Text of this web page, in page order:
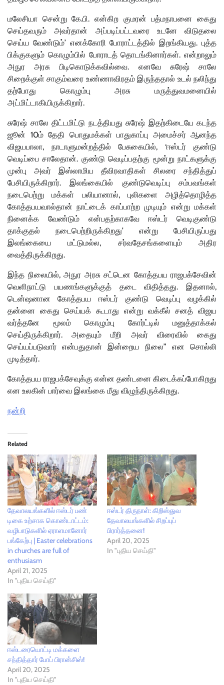
மலேசியா சென்று கே.பி. என்கிற குமரன் பத்மநாபனை கைது
செய்தவரும் அவர்தான் அப்படிப்பட்டவரை உடனே விடுதலை
செய்ய வேண்டும்’ எனக்கோரி போராட்டத்தில் இறங்கியது. புத்த
பிக்குகளும் கொழும்பில் போராடத் தொடங்கினார்கள். என்றாலும்
அநுர அரசு பிடிகொடுக்கவில்வை. எனவே சுரேஷ் சாலே
சிறைக்குள் சாகும்வரை உண்ணாவிரதம் இருந்ததால் உடல் நலிந்து
தற்போது கொழும்பு அரசு மருத்துவமனையில்
அட்மிட்டாகியிருக்கிறார்.
சுரேஷ் சாலே திட்டமிட்டு நடத்தியது சுரேஷ் இதற்கிடையே கடந்த
ஜூன் 10ம் தேதி பொதுமக்கள் பாதுகாப்பு அமைச்சர் ஆனந்த
விஜயபாலா, நாடாளுமன்றத்தில் பேசுகையில், ‘ஈஸ்டர் குண்டு
வெடிப்பை சாலேதான். குண்டு வெடிப்பதற்கு மூன்று நாட்களுக்கு
முன்பு அவர் இஸ்லாமிய தீவிரவாதிகள் சிலரை சந்தித்துப்
பேசியிருக்கிறார். இலங்கையில் குண்டுவெடிப்பு சம்பவங்கள்
நடைபெற்று மக்கள் பலியானால், புலிகளை அழித்தொழித்த
கோத்தபயவால்தான் நாட்டைக் காப்பாற்ற முடியும் என்று மக்கள்
நினைக்க வேண்டும் என்பதற்காகவே ஈஸ்டர் வெடிகுண்டு
தாக்குதல் நடைபெற்றிருக்கிறது’ என்று பேசியிருப்பது
இலங்கையை மட்டுமல்ல, சர்வதேசங்களையும் அதிர
வைத்திருக்கிறது.
இந்த நிலையில், அநுர அரசு சட்டென கோத்தபய ராஜபக்சேவின்
வெளிநாட்டு பயணங்களுக்குத் தடை விதித்தது. இதனால்,
டென்ஷனான கோத்தபய ஈஸ்டர் குண்டு வெடிப்பு வழக்கில்
தன்னை கைது செய்யக் கூடாது என்று வக்கீல் சனத் விஜய
வர்த்தனே மூலம் கொழும்பு கோர்ட்டில் மனுத்தாக்கல்
செய்திருக்கிறார். அதையும் மீறி அவர் விரைவில் கைது
செய்யப்படுவார் என்பதுதான் இன்றைய நிலை” என சொல்லி
முடித்தார்.
கோத்தபய ராஜபக்சேவுக்கு என்ன தண்டனை கிடைக்கப்போகிறது
என உலகின் பார்வை இலங்கை மீது விழுந்திருக்கிறது.
நன்றி
Related
தே​வால​யங்​களில் ஈஸ்​டர் பண்​
டிகை உற்சாக கொண்​டாட்​டம்:
வழிபாடுகளில் ஏராளமானோர்
பங்கேற்பு | Easter celebrations
in churches are full of
enthusiasm
April 21, 2025
In "புதிய செய்தி"
ஈஸ்டர் திருநாள்: கிறிஸ்துவ
தேவாலயங்களில் சிறப்புப்
பிரார்த்தனை!
April 20, 2025
In "புதிய செய்தி"
ஈஸ்டரையொட்டி மக்களை
சந்தித்தார் போப் பிரான்சிஸ்!
April 20, 2025
In "புதிய செய்தி"